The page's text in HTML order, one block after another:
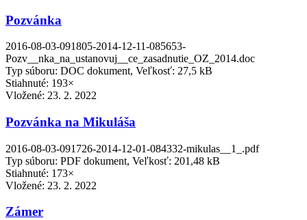
Pozvánka
2016-08-03-091805-2014-12-11-085653-
Pozv__nka_na_ustanovuj__ce_zasadnutie_OZ_2014.doc
Typ súboru: DOC dokument, Veľkosť: 27,5 kB
Stiahnuté: 193×
Vložené: 23. 2. 2022
Pozvánka na Mikuláša
2016-08-03-091726-2014-12-01-084332-mikulas__1_.pdf
Typ súboru: PDF dokument, Veľkosť: 201,48 kB
Stiahnuté: 173×
Vložené: 23. 2. 2022
Zámer